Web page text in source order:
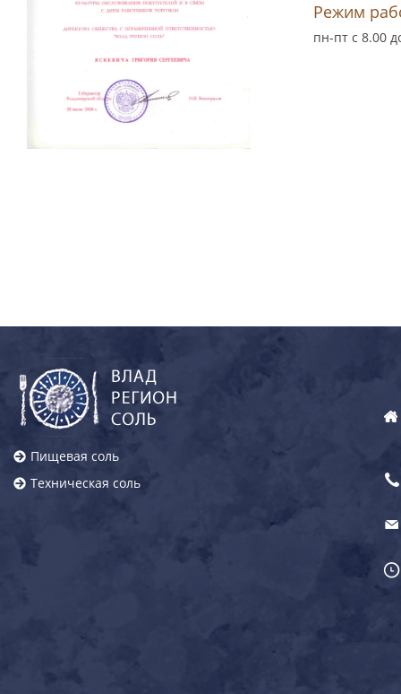
Режим
пн-пт с 8.00
Пищевая соль
Техническая соль